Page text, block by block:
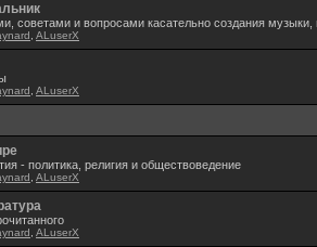
советами и вопросами касательно создания музыки,
ALuserX
ALuserX
- политика, религия и обществоведение
ALuserX
ALuserX